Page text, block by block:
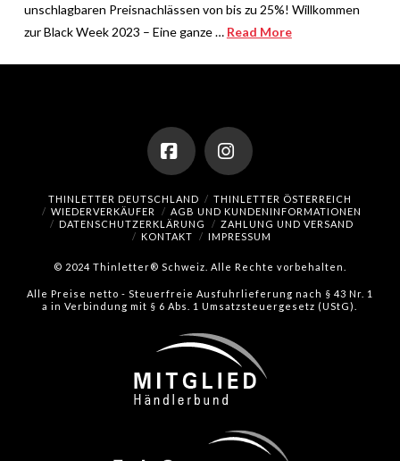
unschlagbaren Preisnachlässen von bis zu 25%! Willkommen
zur Black Week 2023 – Eine ganze … Read More
FacebookInstagram
THINLETTER DEUTSCHLAND
THINLETTER ÖSTERREICH
WIEDERVERKÄUFER
AGB UND KUNDENINFORMATIONEN
DATENSCHUTZERKLÄRUNG
ZAHLUNG UND VERSAND
KONTAKT
IMPRESSUM
© 2024 Thinletter® Schweiz. Alle Rechte vorbehalten.
Alle Preise netto - Steuerfreie Ausfuhrlieferung nach § 43 Nr. 1
a in Verbindung mit § 6 Abs. 1 Umsatzsteuergesetz (UStG).